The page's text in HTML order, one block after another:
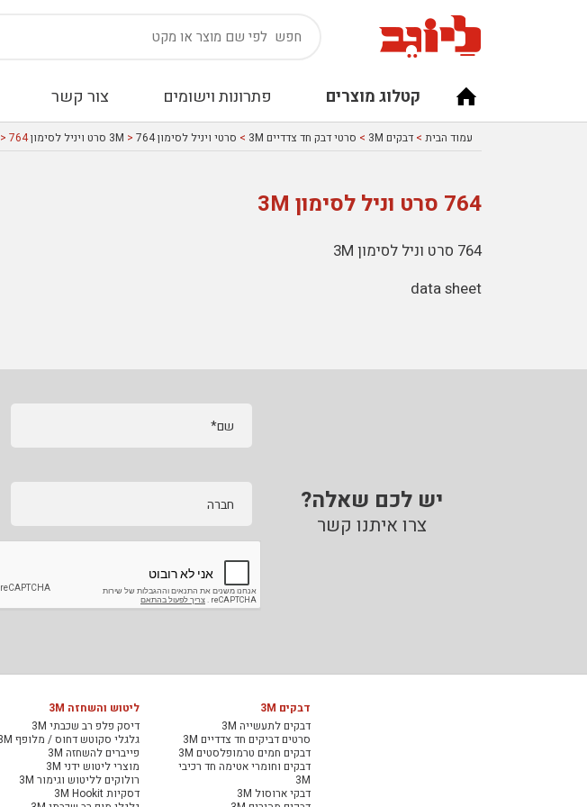
קטלוג מוצרים פתרונות וישומים צור קשר
עמוד הבית > דבקים 3M > סרטי דבק חד צדדיים 3M > סרטי ויניל לסימון 3M > 764 סרט ויניל לסימון 3M > 764 סרט וניל לסימון 3M
764 סרט וניל לסימון 3M
764 סרט וניל לסימון 3M
data sheet
יש לכם שאלה?
צרו איתנו קשר
שם*
חברה
דבקים 3M
דבקים לתעשייה 3M
סרטים דביקים חד צדדיים 3M
דבקים חמים טרמופלסטים 3M
דבקים וחומרי אטימה חד רכיבי
3M
דבקי ארוסול 3M
ליטוש והשחזה 3M
דיסק פלפ רב שכבתי 3M
גלגלי סקוטש דחוס / מלופף 3M
פייברים להשחזה 3M
מוצרי ליטוש ידני 3M
רולוקים לליטוש וגימור 3M
דסקיות 3M Hookit